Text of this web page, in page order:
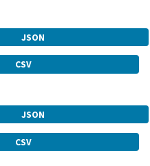
JSON
CSV
JSON
CSV